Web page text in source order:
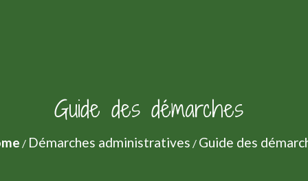
Guide des démarches
/ Démarches administratives / Guide des